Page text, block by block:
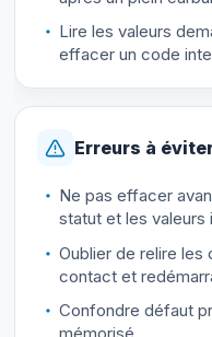
Lire les valeurs
effacer un code
Erreurs à
Ne pas effacer
statut et les valeurs
Oublier de relire les
contact et
Confondre défaut